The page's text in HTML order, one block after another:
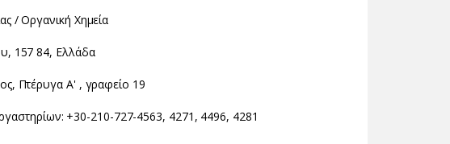
/ Οργανική Χημεία
157 84, Ελλάδα
Πτέρυγα Α' , γραφείο 19
+30-210-727-4563, 4271, 4496, 4281